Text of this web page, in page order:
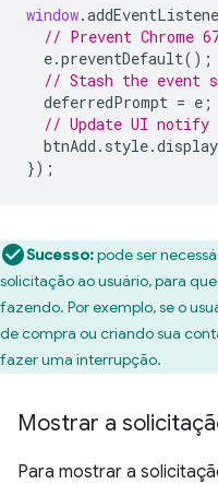
window.
// Prevent Chrome
e.preventDefault();
// Stash the event
deferredPrompt = e ;
// Update UI notify
btnAdd . style.display
});
Sucesso:pode ser
solicitação ao usuário, para
fazendo. Por exemplo, se o
de compra ou criando sua
fazer uma interrupção.
Mostrar a
Para mostrar a